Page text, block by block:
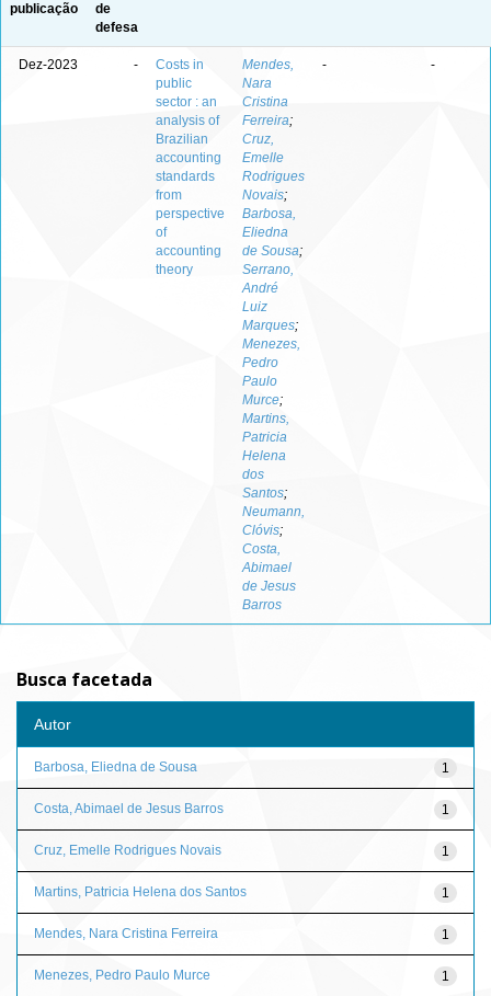
publicação
de
defesa
Dez-2023 -
Costs in
public
sector : an
analysis of
Brazilian
accounting
standards
from
perspective
of
accounting
theory
Mendes,
Nara
Cristina
Ferreira;
Cruz,
Emelle
Rodrigues
Novais;
Barbosa,
Eliedna
de Sousa;
Serrano,
André
Luiz
Marques;
Menezes,
Pedro
Paulo
Murce;
Martins,
Patricia
Helena
dos
Santos;
Neumann,
Clóvis;
Costa,
Abimael
de Jesus
Barros
- -
Busca facetada
Autor
1
Barbosa, Eliedna de Sousa
1
Costa, Abimael de Jesus Barros
1
Cruz, Emelle Rodrigues Novais
1
Martins, Patricia Helena dos Santos
1
Mendes, Nara Cristina Ferreira
1
Menezes, Pedro Paulo Murce